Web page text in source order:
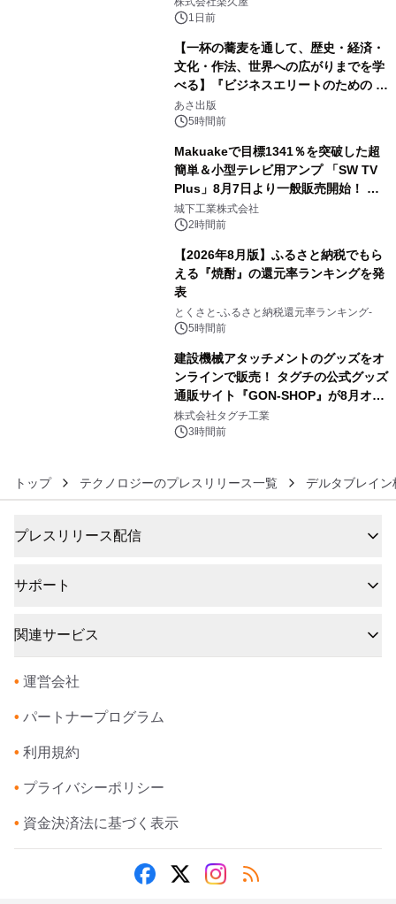
1日前
【一杯の蕎麦を通して、歴史・経済・
文化・作法、世界への広がりまでを学
べる】『ビジネスエリートのための 教
養としての蕎麦』2026年8月25日
（火）発売
あさ出版
5時間前
Makuakeで目標1341％を突破した超
簡単＆小型テレビ用アンプ 「SW TV
Plus」8月7日より一般販売開始！ ケ
ーブル1本つなぐだけ、テレビの音が
ぐっと豊かに
城下工業株式会社
2時間前
【2026年8月版】ふるさと納税でもら
える『焼酎』の還元率ランキングを発
表
とくさと-ふるさと納税還元率ランキング-
5時間前
建設機械アタッチメントのグッズをオ
ンラインで販売！ タグチの公式グッズ
通販サイト『GON-SHOP』が8月オー
プン
株式会社タグチ工業
3時間前
トップ テクノロジーのプレスリリース一覧 デルタブレイ
プレスリリース配信
サポート
関連サービス
• 運営会社
• パートナープログラム
• 利用規約
• プライバシーポリシー
• 資金決済法に基づく表示